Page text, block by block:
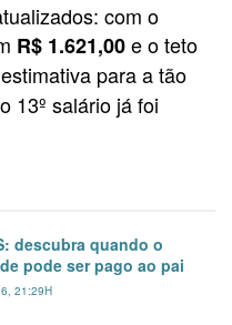
com o
R$ 1.621,00e o teto
para a tão
13º salário já foi
descubra quando o
pode ser pago ao pai
21:29H